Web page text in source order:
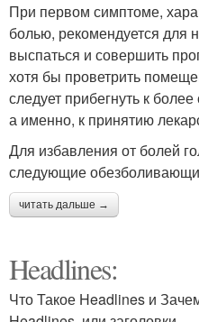
При первом симптоме,
болью, рекомендуется для
выспаться и совершить
хотя бы проветрить
следует прибегнуть к
а именно, к принятию
Для избавления от болей
следующие
читать дальше →
Headlines:
Что Такое Headlines и